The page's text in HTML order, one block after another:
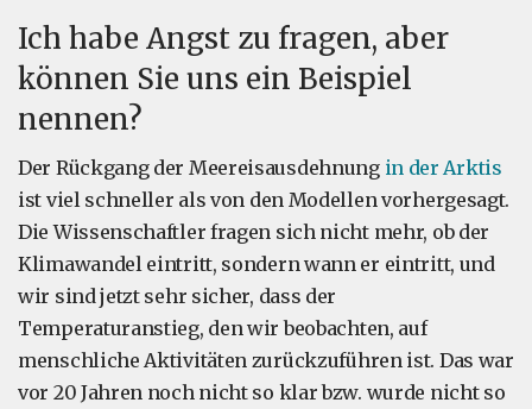
Ich habe Angst zu fragen, aber
können Sie uns ein Beispiel
nennen?
Der Rückgang der Meereisausdehnung in der Arktis
ist viel schneller als von den Modellen vorhergesagt.
Die Wissenschaftler fragen sich nicht mehr, ob der
Klimawandel eintritt, sondern wann er eintritt, und
wir sind jetzt sehr sicher, dass der
Temperaturanstieg, den wir beobachten, auf
menschliche Aktivitäten zurückzuführen ist. Das war
vor 20 Jahren noch nicht so klar bzw. wurde nicht so